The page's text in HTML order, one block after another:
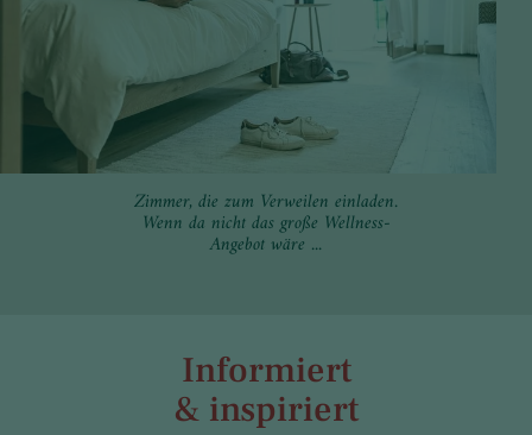
Zimmer, die zum Verweilen einladen.
Wenn da nicht das große Wellness-
Angebot wäre ...
Informiert
& inspiriert